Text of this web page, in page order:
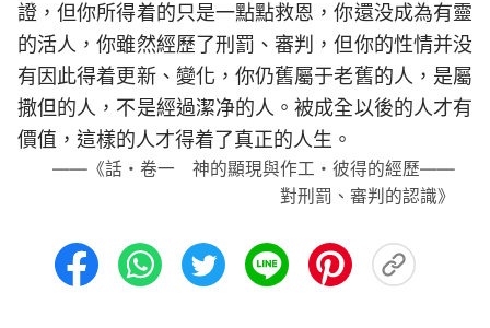
證，但你所得着的只是一點點救恩，你還没成為有靈
的活人，你雖然經歷了刑罰、審判，但你的性情并没
有因此得着更新、變化，你仍舊屬于老舊的人，是屬
撒但的人，不是經過潔净的人。被成全以後的人才有
價值，這樣的人才得着了真正的人生。
——《話・卷一 神的顯現與作工・彼得的經歷——
對刑罰、審判的認識》